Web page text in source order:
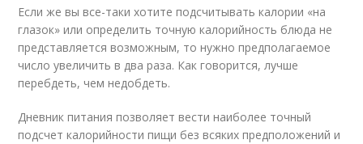
Если же вы все-таки хотите подсчитывать калории «на
глазок» или определить точную калорийность блюда не
представляется возможным, то нужно предполагаемое
число увеличить в два раза. Как говорится, лучше
перебдеть, чем недобдеть.
Дневник питания позволяет вести наиболее точный
подсчет калорийности пищи без всяких предположений и